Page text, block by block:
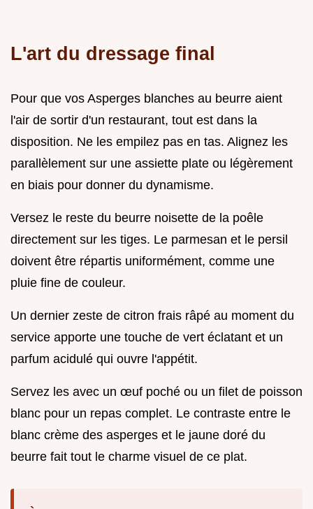
L'art du dressage final
Pour que vos Asperges blanches au beurre aient
l'air de sortir d'un restaurant, tout est dans la
disposition. Ne les empilez pas en tas. Alignez les
parallèlement sur une assiette plate ou légèrement
en biais pour donner du dynamisme.
Versez le reste du beurre noisette de la poêle
directement sur les tiges. Le parmesan et le persil
doivent être répartis uniformément, comme une
pluie fine de couleur.
Un dernier zeste de citron frais râpé au moment du
service apporte une touche de vert éclatant et un
parfum acidulé qui ouvre l'appétit.
Servez les avec un œuf poché ou un filet de poisson
blanc pour un repas complet. Le contraste entre le
blanc crème des asperges et le jaune doré du
beurre fait tout le charme visuel de ce plat.